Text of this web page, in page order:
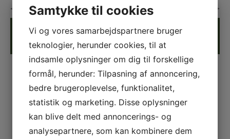
Bøffelhorn
Varenr.:21-CMS99 BUIH
Orginal Laguiole Aubrac Buffle -
Champagnesabel - Bøffelhorn
Levers i sort æske
Samtykke til cookies
Vi og vores samarbejdspartnere bruger
teknologier, herunder cookies, til at
indsamle oplysninger om dig til forskellige
formål, herunder: Tilpasning af annoncering,
bedre brugeroplevelse, funktionalitet,
statistik og marketing. Disse oplysninger
kan blive delt med annoncerings- og
analysepartnere, som kan kombinere dem